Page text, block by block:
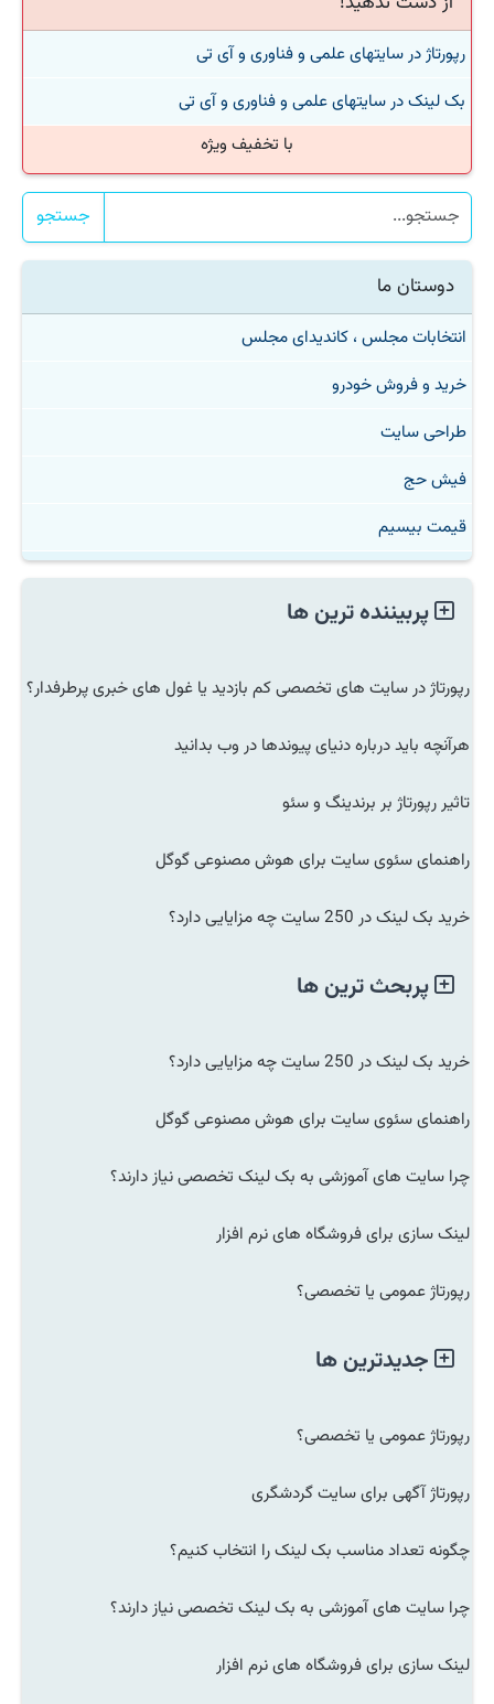
رپورتاژ در سایتهای علمی و فناوری و آی تی
بک لینک در سایتهای علمی و فناوری و آی تی
با تخفیف ویژه
جستجو
دوستان ما
انتخابات مجلس ، کاندیدای مجلس
خرید و فروش خودرو
طراحی سایت
فیش حج
قیمت بیسیم
پربیننده ترین ها
رپورتاژ در سایت های تخصصی کم بازدید یا غول های خبری پرطرفدار؟
هرآنچه باید درباره دنیای پیوندها در وب بدانید
تاثیر رپورتاژ بر برندینگ و سئو
راهنمای سئوی سایت برای هوش مصنوعی گوگل
خرید بک لینک در 250 سایت چه مزایایی دارد؟
پربحث ترین ها
خرید بک لینک در 250 سایت چه مزایایی دارد؟
راهنمای سئوی سایت برای هوش مصنوعی گوگل
چرا سایت های آموزشی به بک لینک تخصصی نیاز دارند؟
لینک سازی برای فروشگاه های نرم افزار
رپورتاژ عمومی یا تخصصی؟
جدیدترین ها
رپورتاژ عمومی یا تخصصی؟
رپورتاژ آگهی برای سایت گردشگری
چگونه تعداد مناسب بک لینک را انتخاب کنیم؟
چرا سایت های آموزشی به بک لینک تخصصی نیاز دارند؟
لینک سازی برای فروشگاه های نرم افزار